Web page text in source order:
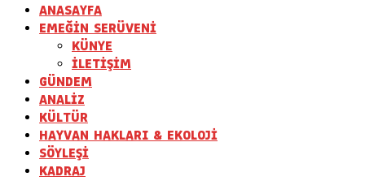
ANASAYFA
EMEĞİN SERÜVENİ
KÜNYE
İLETİŞİM
GÜNDEM
ANALİZ
KÜLTÜR
HAYVAN HAKLARI & EKOLOJİ
SÖYLEŞİ
KADRAJ